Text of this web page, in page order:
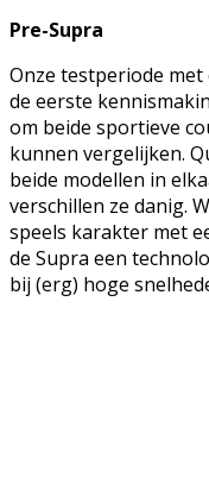
Pre-Supra
Onze testperiode
de eerste
om beide sportieve
kunnen vergelijken.
beide modellen in
verschillen ze danig.
speels karakter met
de Supra een
bij (erg) hoge